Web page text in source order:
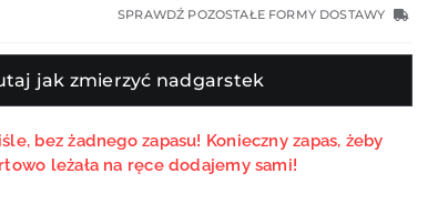
SPRAWDŹ POZOSTAŁE FORMY DOSTAWY
jak zmierzyć nadgarstek
bez żadnego zapasu! Konieczny zapas, żeby
leżała na ręce dodajemy sami!